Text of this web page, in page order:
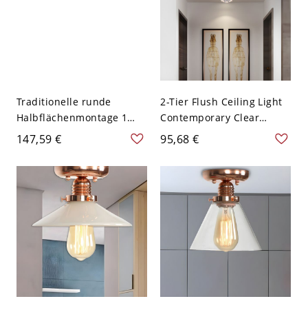
Traditionelle runde
Halbflächenmontage 1
Kopf klare gerippte
Glasdeckenlampe in
Kupfer mit Metallkäfig -
110V-120V Kupfer
147,59 €
2-Tier Flush Ceiling Light
Contemporary Clear
Crystal 1 Light Copper
Flush Mount Lighting for
Corridor - Kupfer 110V-
95,68 €